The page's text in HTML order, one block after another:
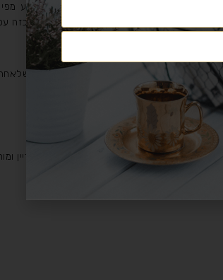
וז"ש. אלוקי אברהם וכו' וכיוצא בזה נשמע
שבח והודיה להשי"ת אשר ברא בריה נפלאה כזה
קדוש וטהור, חכמי וצדיקי דורו ובדורות
וכל גדולי התורה שבאו אחריו כונו בתואר דיין